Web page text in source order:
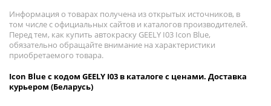
Информация о товарах получена из открытых источников, в
том числе с официальных сайтов и каталогов производителей.
Перед тем, как купить автокраску GEELY I03 Icon Blue,
обязательно обращайте внимание на характеристики
приобретаемого товара.
Icon Blue с кодом GEELY I03 в каталоге с ценами. Доставка
курьером (Беларусь)